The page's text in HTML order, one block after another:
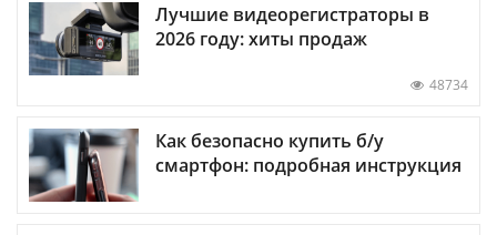
Лучшие видеорегистраторы в
2026 году: хиты продаж
48734
Как безопасно купить б/у
смартфон: подробная инструкция